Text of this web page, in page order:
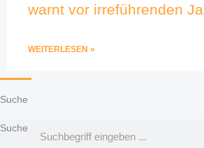
warnt vor irreführenden
WEITERLESEN »
Suche
Suche